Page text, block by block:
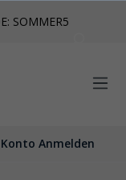
SOMMER5
Anmelden